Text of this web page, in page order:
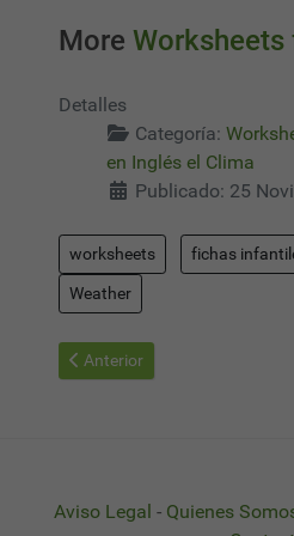
More
Detalles
Categoría:
en Inglés el Clima
Publicado: 25
worksheets fichas
Weather
Artículo anterior: Worksheets
Anterior
Aviso Legal - Quienes